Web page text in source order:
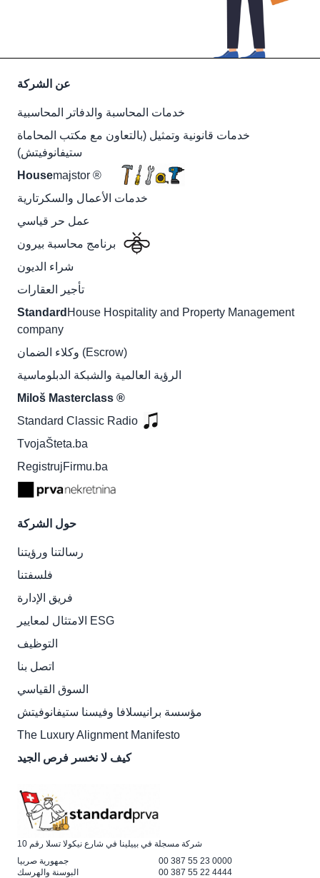
عن الشركة
خدمات المحاسبة والدفاتر المحاسبية
خدمات قانونية وتمثيل (بالتعاون مع مكتب المحاماة
ستيفانوفيتش)
Housemajstor ®
خدمات الأعمال والسكرتارية
عمل حر قياسي
برنامج محاسبة بيرون
شراء الديون
تأجير العقارات
Standard House Hospitality and Property Management
company
وكلاء الضمان (Escrow)
الرؤية العالمية والشبكة الدبلوماسية
Miloš Masterclass ®
Standard Classic Radio
TvojaŠteta.ba
RegistrujFirmu.ba
حول الشركة
رسالتنا ورؤيتنا
فلسفتنا
فريق الإدارة
الامتثال لمعايير ESG
التوظيف
اتصل بنا
السوق القياسي
مؤسسة برانيسلافا وفيسنا ستيفانوفيتش
The Luxury Alignment Manifesto
كيف لا نخسر فرص الجيد
شركة مسجلة في بييلينا في شارع نيكولا تسلا رقم 10
جمهورية صربيا
البوسنة والهرسك
00 387 55 23 0000
00 387 55 22 4444